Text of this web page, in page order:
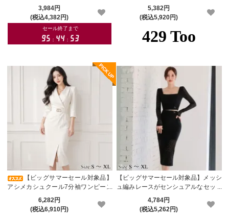
ールなワンピース(キャバドレス・CA
BARETDRESS)
3,984円
(税込4,382円)
トワンピース(キャバドレス・CABAR
ETDRESS)
5,382円
(税込5,920円)
【ビッグサマーセール対象品】
アシメカシュクール7分袖ワンピース
(キャバドレス・CABARETDRESS)
6,282円
(税込6,910円)
【ビッグサマーセール対象品】メッシ
ュ編みレースがセンシュアルなセット
アップドレス(キャバドレス・CABAR
ETDRESS)
4,784円
(税込5,262円)